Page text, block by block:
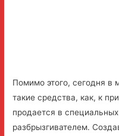
Помимо этого, сегодня в
такие средства, как, к
продается в
разбрызгивателем.